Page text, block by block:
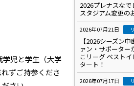
学児と学生（大学
ずご持参くださ
2026プレナスな
スタジアム変更の
2026年07月21日
【2026シーズン
ァン・サポーター
こリーグ ベスト
タート！
2026年07月17日